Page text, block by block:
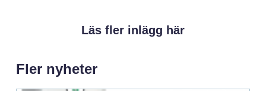
Läs fler inlägg här
Fler nyheter